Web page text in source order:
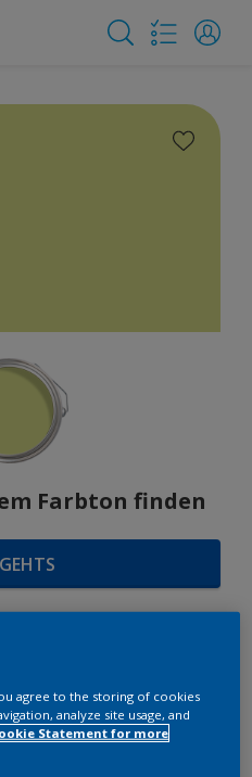
Farbton finden
agree to the storing of cookies
analyze site usage, and
Statement for more